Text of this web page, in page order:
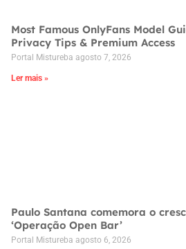
Most Famous OnlyFans Model
Privacy Tips & Premium Access
Portal Mistureba agosto 7, 2026
Ler mais »
Paulo Santana comemora o
‘Operação Open Bar’
Portal Mistureba agosto 6, 2026